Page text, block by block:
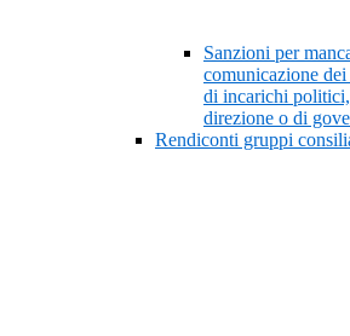
Sanzioni per
comunicazione
di incarichi
direzione o di
Rendiconti gruppi